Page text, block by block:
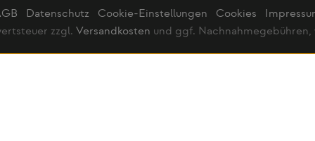
Datenschutz Cookie-Einstellungen Cookies
zzgl. Versandkosten und ggf.